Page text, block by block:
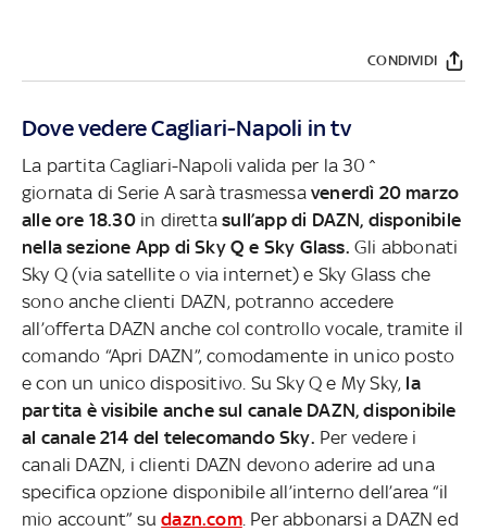
CONDIVIDI
Dove vedere Cagliari-Napoli in tv
La partita Cagliari-Napoli valida per la 30^
giornata di Serie A sarà trasmessa venerdì 20 marzo
alle ore 18.30in diretta sull’app di DAZN, disponibile
nella sezione App di Sky Q e Sky Glass. Gli abbonati
Sky Q (via satellite o via internet) e Sky Glass che
sono anche clienti DAZN, potranno accedere
all’offerta DAZN anche col controllo vocale, tramite il
comando “Apri DAZN”, comodamente in unico posto
e con un unico dispositivo. Su Sky Q e My Sky, la
partita è visibile anche sul canale DAZN, disponibile
al canale 214 del telecomando Sky. Per vedere i
canali DAZN, i clienti DAZN devono aderire ad una
specifica opzione disponibile all’interno dell’area “il
mio account” sudazn.com. Per abbonarsi a DAZN ed